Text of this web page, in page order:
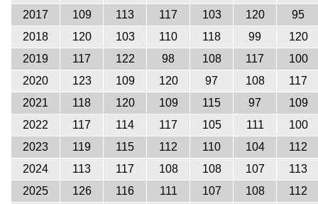
2017
109 113 117 103 120
95
2018
120 103 110 118 99
120
2019
117 122 98 108 117
100
2020
123 109 120 97 108
117
2021
118 120 109 115 97
109
2022
117 114 117 105 111
100
2023
119 115 112 110 104
112
2024
113 117 108 108 107
113
2025
126 116 111 107 108
112